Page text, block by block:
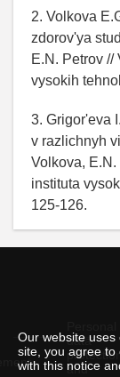
Our website uses
site, you agree to
with this notice
2. Volkova
zdorov'ya
E.N. Petrov //
vysokih
3. Grigor'eva
v razlichnyh
Volkova,
instituta
125-126.
data
and